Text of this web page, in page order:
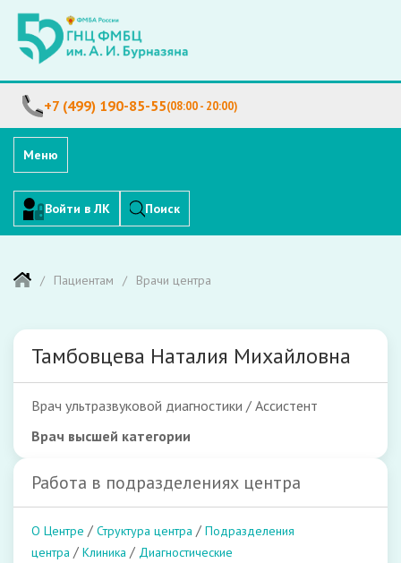
+7 (499) 190-85-55(08:00 - 20:00)
Меню
Войти в ЛК Поиск
Пациентам Врачи центра
Тамбовцева Наталия Михайловна
Врач ультразвуковой диагностики / Ассистент
Врач высшей категории
Работа в подразделениях центра
О Центре / Структура центра / Подразделения
центра / Клиника / Диагностические